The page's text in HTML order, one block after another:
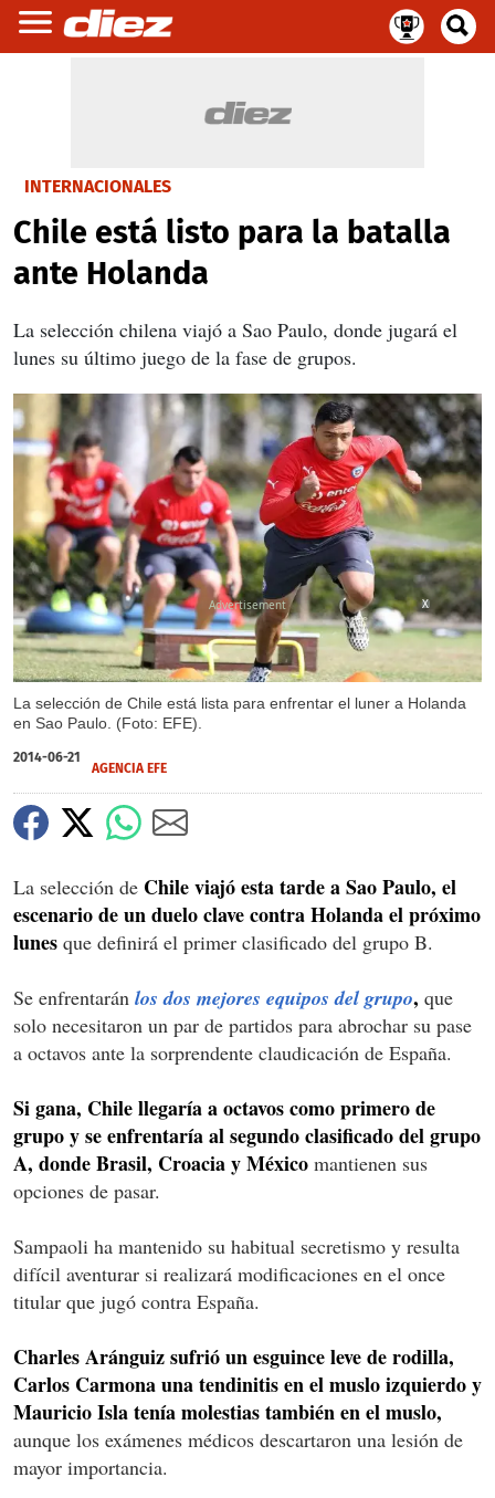
INTERNACIONALES
Chile está listo para la batalla
ante Holanda
La selección chilena viajó a Sao Paulo, donde jugará el
lunes su último juego de la fase de grupos.
La selección de Chile está lista para enfrentar el luner a Holanda
en Sao Paulo. (Foto: EFE).
X
2014-06-21
AGENCIA EFE
La selección de Chile viajó esta tarde a Sao Paulo, el
escenario de un duelo clave contra Holanda el próximo
lunes que definirá el primer clasificado del grupo B.
Se enfrentarán los dos mejores equipos del grupo, que
solo necesitaron un par de partidos para abrochar su pase
a octavos ante la sorprendente claudicación de España.
Si gana, Chile llegaría a octavos como primero de
grupo y se enfrentaría al segundo clasificado del grupo
A, donde Brasil, Croacia y México mantienen sus
opciones de pasar.
Sampaoli ha mantenido su habitual secretismo y resulta
difícil aventurar si realizará modificaciones en el once
titular que jugó contra España.
Charles Aránguiz sufrió un esguince leve de rodilla,
Carlos Carmona una tendinitis en el muslo izquierdo y
Mauricio Isla tenía molestias también en el muslo,
aunque los exámenes médicos descartaron una lesión de
mayor importancia.